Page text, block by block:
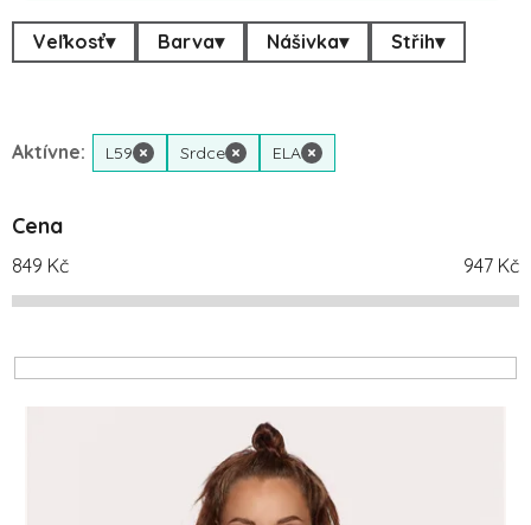
Veľkosť▾ Barva▾ Nášivka▾ Střih▾
Aktívne: L59 × Srdce × ELA ×
Cena
849 Kč 947 Kč